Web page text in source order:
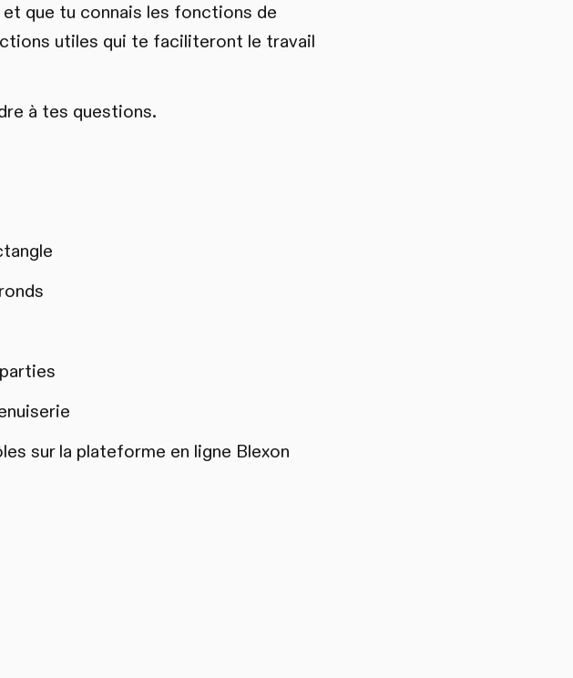
que tu connais les fonctions de
utiles qui te faciliteront le travail
à tes questions.
sur la plateforme en ligne Blexon